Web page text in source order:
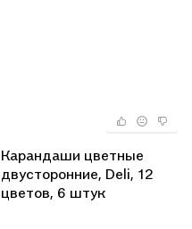
Карандаши цветные
двусторонние, Deli, 12
цветов, 6 штук